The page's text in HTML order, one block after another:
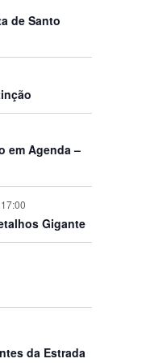
s
o
n
o
o
de Santo
em Agenda –
Gigante
da Estrada